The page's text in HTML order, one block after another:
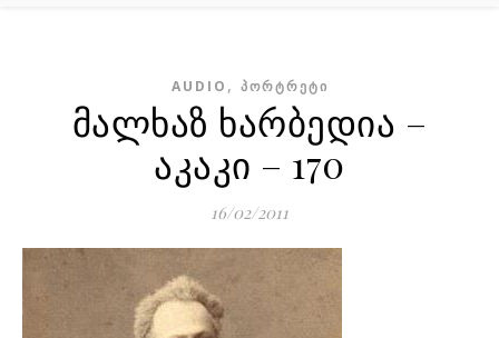
AUDIO , ᲞᲝᲠᲢᲠᲔᲢᲘ
მალხაზ ხარბედია –
აკაკი – 170
16/02/2011